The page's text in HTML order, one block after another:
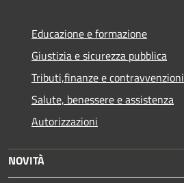
Educazione e formazione
Giustizia e sicurezza pubblica
Tributi,finanze e contravvenzioni
Salute, benessere e assistenza
Autorizzazioni
NOVITÀ